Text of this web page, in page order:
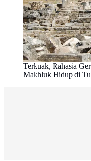
Terkuak, Rahasia
Makhluk Hidup di